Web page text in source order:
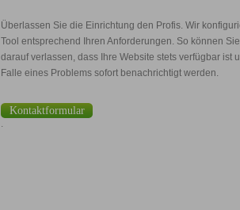
Überlassen Sie die Einrichtung den Profis. Wir
Tool entsprechend Ihren Anforderungen. So können
darauf verlassen, dass Ihre Website stets verfügbar ist
Falle eines Problems sofort benachrichtigt werden.
Kontaktformular
.